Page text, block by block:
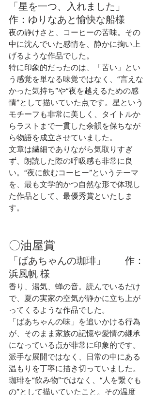
「星を一つ、入れました」
作：ゆりなあと愉快な船様
夜の静けさと、コーヒーの苦味。その
中に沈んでいた感情を、静かに掬い上
げるような作品でした。
特に印象的だったのは、「苦い」とい
う感覚を単なる味覚ではなく、“言えな
かった気持ち”や“夜を越えるための感
情”として描いていた点です。星という
モチーフも非常に美しく、タイトルか
らラストまで一貫した余韻を保ちなが
ら物語を成立させていました。
文章は繊細でありながら気取りすぎ
ず、朗読した際の呼吸感も非常に良
い。“夜に飲むコーヒー”というテーマ
を、最も文学的かつ自然な形で体現し
た作品として、最優秀賞といたしま
す。
〇油屋賞
「ばあちゃんの珈琲」　　作：
浜風帆 様
香り、湯気、蝉の音。読んでいるだけ
で、夏の実家の空気が静かに立ち上が
ってくるような作品でした。
「ばあちゃんの味」を追いかける行為
が、そのまま家族の記憶や愛情の継承
になっている点が非常に印象的です。
派手な展開ではなく、日常の中にある
温もりを丁寧に描き切っていました。
珈琲を“飲み物”ではなく、“人を繋ぐも
の”として描いていたこと。その温度